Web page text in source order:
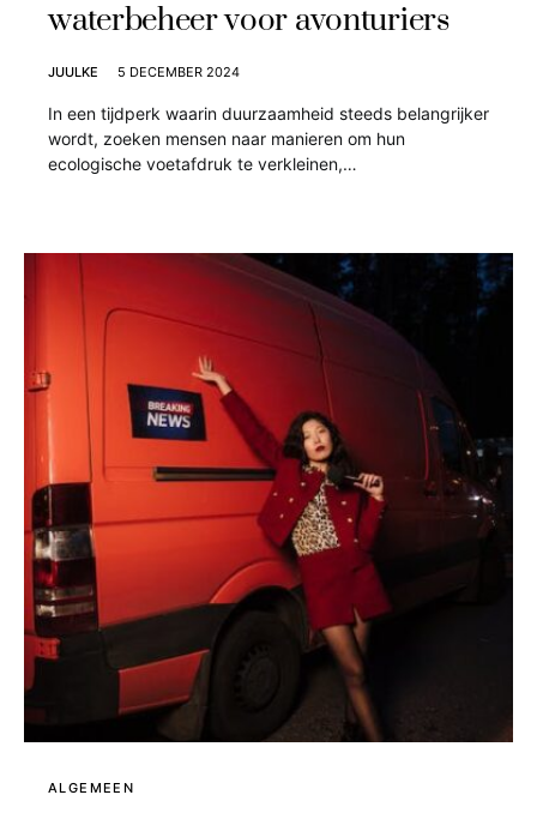
waterbeheer voor avonturiers
JUULKE 5 DECEMBER 2024
In een tijdperk waarin duurzaamheid steeds belangrijker
wordt, zoeken mensen naar manieren om hun
ecologische voetafdruk te verkleinen,…
ALGEMEEN